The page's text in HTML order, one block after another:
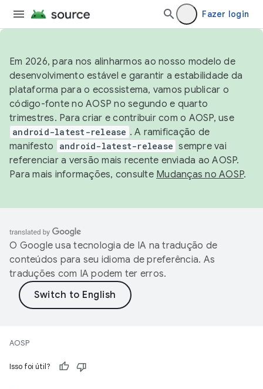
Fazer login
Em 2026, para nos alinharmos ao nosso modelo de
desenvolvimento estável e garantir a estabilidade da
plataforma para o ecossistema, vamos publicar o
código-fonte no AOSP no segundo e quarto
trimestres. Para criar e contribuir com o AOSP, use
android-latest-release . A ramificação de
manifesto
android-latest-release sempre vai
referenciar a versão mais recente enviada ao AOSP.
Para mais informações, consulte Mudanças no AOSP.
O Google usa tecnologia de IA na tradução de
conteúdos para seu idioma de preferência. As
traduções com IA podem ter erros.
AOSP
Isso foi útil?